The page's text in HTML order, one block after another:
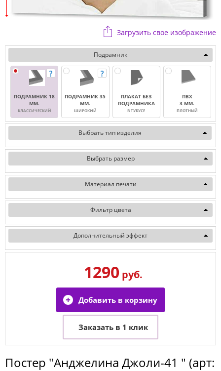
Загрузить свое изображение
Подрамник
ПОДРАМНИК 18
ММ.
КЛАССИЧЕСКИЙ
ПОДРАМНИК 35
ММ.
ШИРОКИЙ
ПЛАКАТ БЕЗ
ПОДРАМНИКА
В ТУБУСЕ
ПВХ
3 ММ.
ПЛОТНЫЙ
Выбрать тип изделия
Выбрать размер
Материал печати
Фильтр цвета
Дополнительный эффект
1290руб.
Постер "Анджелина Джоли-41 " (арт: